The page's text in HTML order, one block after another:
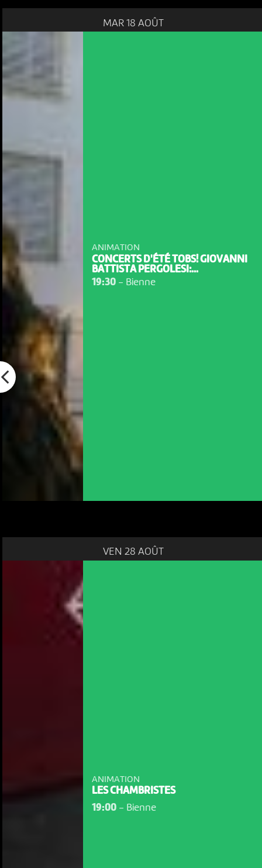
MAR 18 AOÛT
ANIMATION
CONCERTS D'ÉTÉ TOBS! GIOVANNI
BATTISTA PERGOLESI:...
19:30- Bienne
VEN 28 AOÛT
ANIMATION
LES CHAMBRISTES
19:00- Bienne